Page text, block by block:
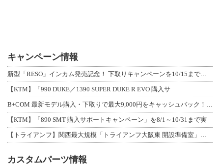
キャンペーン情報
【KTM】「990 DUKE／1390 SUPER DUKE R EVO 購入サ
【KTM】「890 SMT 購入サポートキャンペーン」を8/1～10/31まで実
カスタムパーツ情報